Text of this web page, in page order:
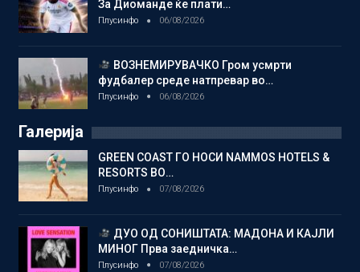
За Диоманде ќе плати…
Плусинфо 06/08/2026
ВОЗНЕМИРУВАЧКО Гром усмрти
фудбалер среде натпревар во…
Плусинфо 06/08/2026
Галерија
GREEN COAST ГО НОСИ NAMMOS HOTELS &
RESORTS ВО…
Плусинфо 07/08/2026
ДУО ОД СОНИШТАТА: МАДОНА И КАЈЛИ
МИНОГ Прва заедничка…
Плусинфо 07/08/2026